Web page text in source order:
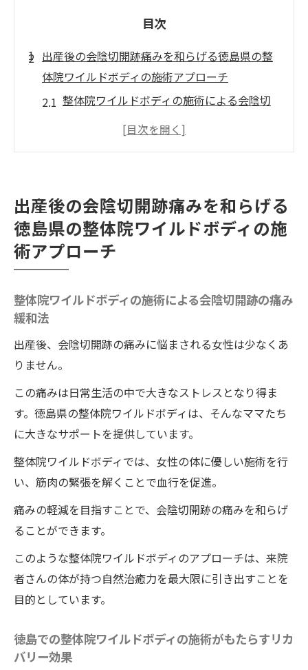
目次
出産後の会陰切開跡痛みを和らげる徳島県の整
体院ワイルドボディの施術アプローチ
整体院ワイルドボディの施術による会陰切
開跡の痛み緩和法
ィのテクニック
産後ケアにおける整体の重要性とは
整体院ワイルドボディの施術で会陰切開跡
徳島の整体院ワイルドボディが導く産後の
徳島県で出産後の股間の痛みを癒す整体院ワイ
ルドボディの施術の力
股間の痛みを和らげる整体院ワイルドボデ
ィのアプローチ
ワイルドボディの整体師による股間ケアの
実例
産後の股間の痛みに整体院ワイルドボディ
の施術が効く理由
整体院ワイルドボディの施術で股間の痛み
徳島県の整体院ワイルドボディが提供する
股間痛緩和メソッド
で優しくケアする方法
整体院ワイルドボディの施術で出産後の痛みを
出産後の会陰切開跡痛みを和らげる
徳島県の整体院ワイルドボディの施
術アプローチ
整体院ワイルドボディの施術による会陰切開跡の痛み
緩和法
出産後、会陰切開跡の痛みに悩まされる女性は少なくあ
りません。
この痛みは日常生活の中で大きなストレスとなり得ま
す。徳島県の整体院ワイルドボディは、そんなママたち
に大きなサポートを提供しています。
整体院ワイルドボディでは、女性の体に優しい施術を行
い、筋肉の緊張を解くことで血行を促進。
痛みの軽減を目指すことで、会陰切開跡の痛みを和らげ
ることができます。
このような整体院ワイルドボディのアプローチは、来院
者さんの体が持つ自然治癒力を最大限に引き出すことを
目的としています。
徳島での整体院ワイルドボディの施術がもたらすリカ
バリー効果